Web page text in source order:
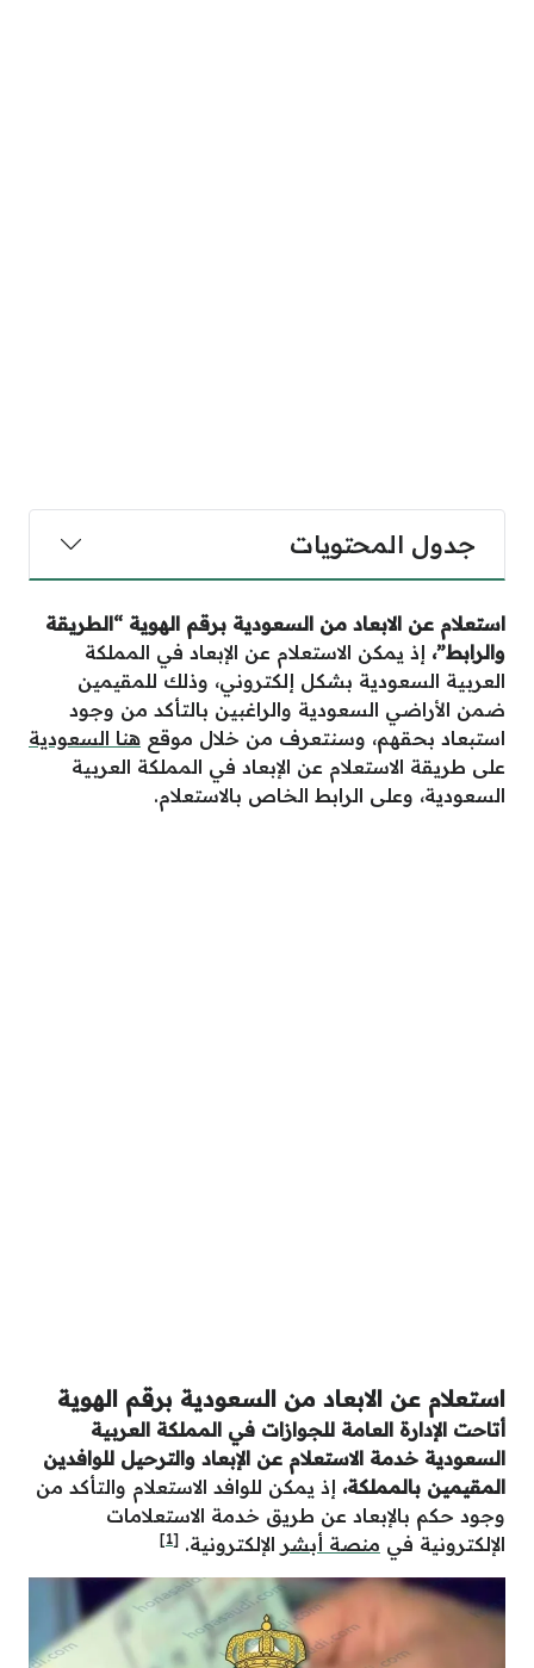
جدول المحتويات
استعلام عن الابعاد من السعودية برقم الهوية “الطريقة
والرابط”، إذ يمكن الاستعلام عن الإبعاد في المملكة
العربية السعودية بشكل إلكتروني، وذلك للمقيمين
ضمن الأراضي السعودية والراغبين بالتأكد من وجود
استبعاد بحقهم، وسنتعرف من خلال موقع هنا السعودية
على طريقة الاستعلام عن الإبعاد في المملكة العربية
السعودية، وعلى الرابط الخاص بالاستعلام.
استعلام عن الابعاد من السعودية برقم الهوية
أتاحت الإدارة العامة للجوازات في المملكة العربية
السعودية خدمة الاستعلام عن الإبعاد والترحيل للوافدين
المقيمين بالمملكة، إذ يمكن للوافد الاستعلام والتأكد من
وجود حكم بالإبعاد عن طريق خدمة الاستعلامات
الإلكترونية في منصة أبشر الإلكترونية. [1]